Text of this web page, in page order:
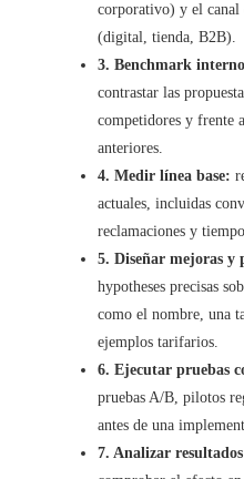
corporativo) y el canal
(digital, tienda, B2B).
3. Benchmark
contrastar las
competidores y frente
anteriores.
4. Medir línea base:
actuales, incluidas
reclamaciones y
5. Diseñar mejoras y
hypotheses precisas
como el nombre, una
ejemplos tarifarios.
6. Ejecutar pruebas
pruebas A/B, pilotos
antes de una
7. Analizar